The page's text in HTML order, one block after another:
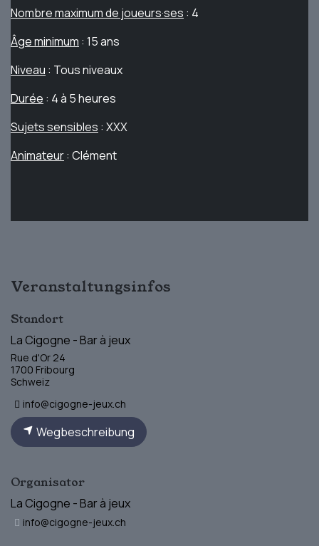
Nombre maximum de joueurs·ses : 4
Âge minimum : 15 ans
Niveau : Tous niveaux
Durée : 4 à 5 heures
Sujets sensibles : XXX
Animateur: Clément
Veranstaltungsinfos
Standort
La Cigogne - Bar à jeux
Rue d'Or 24
1700 Fribourg
Schweiz
info@cigogne-jeux.ch
Wegbeschreibung
Organisator
La Cigogne - Bar à jeux
info@cigogne-jeux.ch